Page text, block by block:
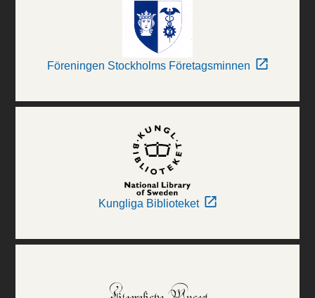
Föreningen Stockholms Företagsminnen
Kungliga Biblioteket